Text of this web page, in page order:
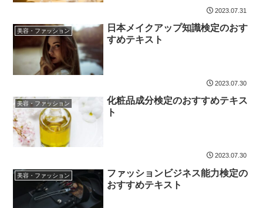
2023.07.31
美容・ファッション
日本メイクアップ知識検定のおす
すめテキスト
2023.07.30
美容・ファッション
化粧品成分検定のおすすめテキス
ト
2023.07.30
美容・ファッション
ファッションビジネス能力検定の
おすすめテキスト